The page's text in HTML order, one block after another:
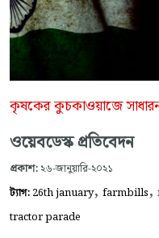
কৃষকের কুচকাওয়াজে
ওয়েবডেস্ক প্রতিবেদন
প্রকাশ: ২৬-জানুয়ারি-২০২১
ট্যাগ: 26th january, farmbills,
tractor parade